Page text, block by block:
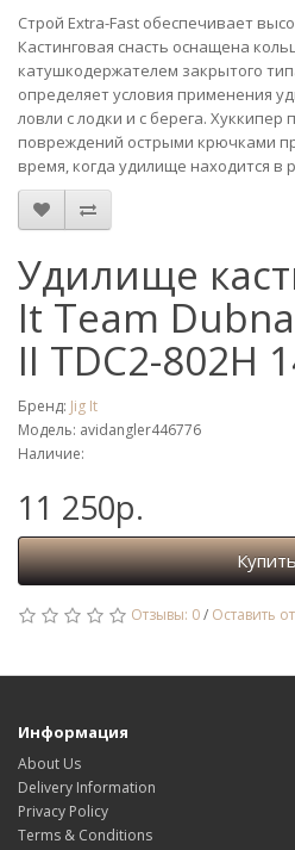
Строй Extra-Fast обеспечивает
Кастинговая снасть оснащена
катушкодержателем закрытого
определяет условия применения
ловли с лодки и с берега.
повреждений острыми крючками
время, когда удилище находится в
Удилище
It Team
II TDC2-802H
Бренд: Jig It
Модель: avidangler446776
Наличие:
11 250р.
Отзывы: 0/ Оставить
Информация
About Us
Delivery Information
Privacy Policy
Terms & Conditions